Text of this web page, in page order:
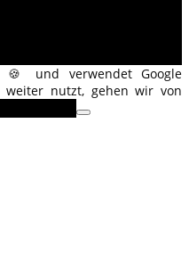
🍪 und verwendet Google
weiter nutzt, gehen wir von